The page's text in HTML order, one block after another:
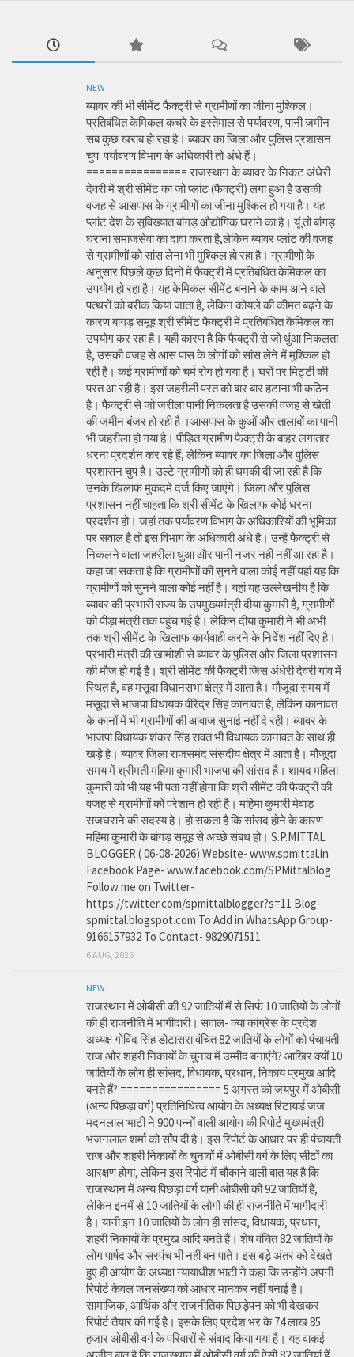
NEW
ब्यावर की भी सीमेंट फैक्ट्री से ग्रामीणों का जीना मुश्किल।
प्रतिबंधित केमिकल कचरे के इस्तेमाल से पर्यावरण, पानी जमीन
सब कुछ खराब हो रहा है। ब्यावर का जिला और पुलिस प्रशासन
चुप: पर्यावरण विभाग के अधिकारी तो अंधे हैं।
================ राजस्थान के ब्यावर के निकट अंधेरी
देवरी में श्री सीमेंट का जो प्लांट (फैक्ट्री) लगा हुआ है उसकी
वजह से आसपास के ग्रामीणों का जीना मुश्किल हो गया है। यह
प्लांट देश के सुविख्यात बांगड़ औद्योगिक घराने का है। यूं तो बांगड़
घराना समाजसेवा का दावा करता है,लेकिन ब्यावर प्लांट की वजह
से ग्रामीणों को सांस लेना भी मुश्किल हो रहा है। ग्रामीणों के
अनुसार पिछले कुछ दिनों में फैक्ट्री में प्रतिबंधित केमिकल का
उपयोग हो रहा है। यह केमिकल सीमेंट बनाने के काम आने वाले
पत्थरों को बरीक किया जाता है, लेकिन कोयले की कीमत बढ़ने के
कारण बांगड़ समूह श्री सीमेंट फैक्ट्री में प्रतिबंधित केमिकल का
उपयोग कर रहा है। यही कारण है कि फैक्ट्री से जो धुंआ निकलता
है, उसकी वजह से आस पास के लोगों को सांस लेने में मुश्किल हो
रही है। कई ग्रामीणों को चर्म रोग हो गया है। घरों पर मिट्टी की
परत आ रही है। इस जहरीली परत को बार बार हटाना भी कठिन
है। फैक्ट्री से जो जरीला पानी निकलता है उसकी वजह से खेती
की जमीन बंजर हो रही है ।आसपास के कुओं और तालाबों का पानी
भी जहरीला हो गया है। पीड़ित ग्रामीण फैक्ट्री के बाहर लगातार
धरना प्रदर्शन कर रहे हैं, लेकिन ब्यावर का जिला और पुलिस
प्रशासन चुप है। उल्टे ग्रामीणों को ही धमकी दी जा रही है कि
उनके खिलाफ मुकदमे दर्ज किए जाएंगे। जिला और पुलिस
प्रशासन नहीं चाहता कि श्री सीमेंट के खिलाफ कोई धरना
प्रदर्शन हो। जहां तक पर्यावरण विभाग के अधिकारियों की भूमिका
पर सवाल है तो इस विभाग के अधिकारी अंधे है। उन्हें फैक्ट्री से
निकलने वाला जहरीला धुआ और पानी नजर नही नहीं आ रहा है।
कहा जा सकता है कि ग्रामीणों की सुनने वाला कोई नहीं यहां यह कि
ग्रामीणों को सुनने वाला कोई नहीं है। यहां यह उल्लेखनीय है कि
ब्यावर की प्रभारी राज्य के उपमुख्यमंत्री दीया कुमारी है, ग्रामीणों
को पीड़ा मंत्री तक पहुंच गई है। लेकिन दीया कुमारी ने भी अभी
तक श्री सीमेंट के खिलाफ कार्यवाही करने के निर्देश नहीं दिए है।
प्रभारी मंत्री की खामोशी से ब्यावर के पुलिस और जिला प्रशासन
की मौज हो गई है। श्री सीमेंट की फैक्ट्री जिस अंधेरी देवरी गांव में
स्थित है, वह मसूदा विधानसभा क्षेत्र में आता है। मौजूदा समय में
मसूदा से भाजपा विधायक वीरेंद्र सिंह कानावत है, लेकिन कानावत
के कानों में भी ग्रामीणों की आवाज सुनाई नहीं दे रही। ब्यावर के
भाजपा विधायक शंकर सिंह रावत भी विधायक कानावत के साथ ही
खड़े हे। ब्यावर जिला राजसमंद संसदीय क्षेत्र में आता है। मौजूदा
समय में श्रीमती महिमा कुमारी भाजपा की सांसद है। शायद महिला
कुमारी को भी यह भी पता नहीं होगा कि श्री सीमेंट की फैक्ट्री की
वजह से ग्रामीणों को परेशान हो रही है। महिमा कुमारी मेवाड़
राजघराने की सदस्य हे। हो सकता है कि सांसद होने के कारण
महिमा कुमारी के बांगड़ समूह से अच्छे संबंध हो। S.P.MITTAL
BLOGGER ( 06-08-2026) Website- www.spmittal.in
Facebook Page- www.facebook.com/SPMittalblog
Follow me on Twitter-
https://twitter.com/spmittalblogger?s=11 Blog-
spmittal.blogspot.com To Add in WhatsApp Group-
9166157932 To Contact- 9829071511
6 AUG, 2026
NEW
राजस्थान में ओबीसी की 92 जातियों में से सिर्फ 10 जातियों के लोगों
की ही राजनीति में भागीदारी। सवाल- क्या कांग्रेस के प्रदेश
अध्यक्ष गोविंद सिंह डोटासरा वंचित 82 जातियों के लोगों को पंचायती
राज और शहरी निकायों के चुनाव में उम्मीद बनाएंगे? आखिर क्यों 10
जातियों के लोग ही सांसद, विधायक, प्रधान, निकाय प्रमुख आदि
बनते हैं? ================ 5 अगस्त को जयपुर में ओबीसी
(अन्य पिछड़ा वर्ग) प्रतिनिधित्व आयोग के अध्यक्ष रिटायर्ड जज
मदनलाल भाटी ने 900 पन्नों वाली आयोग की रिपोर्ट मुख्यमंत्री
भजनलाल शर्मा को सौंप दी है। इस रिपोर्ट के आधार पर ही पंचायती
राज और शहरी निकायों के चुनावों में ओबीसी वर्ग के लिए सीटों का
आरक्षण होगा, लेकिन इस रिपोर्ट में चौकाने वाली बात यह है कि
राजस्थान में अन्य पिछड़ा वर्ग यानी ओबीसी की 92 जातियों हैं,
लेकिन इनमें से 10 जातियों के लोगों की ही राजनीति में भागीदारी
है। यानी इन 10 जातियों के लोग ही सांसद, विधायक, प्रधान,
शहरी निकायों के प्रमुख आदि बनते हैं। शेष वंचित 82 जातियों के
लोग पार्षद और सरपंच भी नहीं बन पाते। इस बड़े अंतर को देखते
हुए ही आयोग के अध्यक्ष न्यायाधीश भाटी ने कहा कि उन्होंने अपनी
रिपोर्ट केवल जनसंख्या को आधार मानकर नहीं बनाई है।
सामाजिक, आर्थिक और राजनीतिक पिछड़ेपन को भी देखकर
रिपोर्ट तैयार की गई है। इसके लिए प्रदेश भर के 74 लाख 85
हजार ओबीसी वर्ग के परिवारों से संवाद किया गया है। यह वाकई